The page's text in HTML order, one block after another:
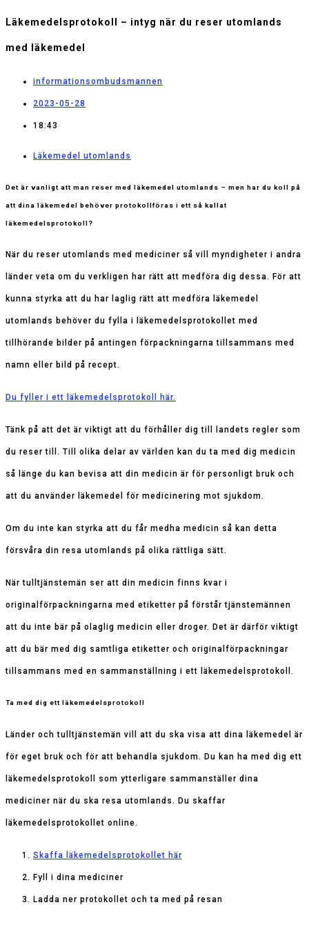
Läkemedelsprotokoll – intyg när du reser utomlands
med läkemedel
informationsombudsmannen
2023-05-28
18:43
Läkemedel utomlands
Det är vanligt att man reser med läkemedel utomlands – men har du koll på
att dina läkemedel behöver protokollföras i ett så kallat
läkemedelsprotokoll?
När du reser utomlands med mediciner så vill myndigheter i andra
länder veta om du verkligen har rätt att medföra dig dessa. För att
kunna styrka att du har laglig rätt att medföra läkemedel
utomlands behöver du fylla i läkemedelsprotokollet med
tillhörande bilder på antingen förpackningarna tillsammans med
namn eller bild på recept.
Du fyller i ett läkemedelsprotokoll här.
Tänk på att det är viktigt att du förhåller dig till landets regler som
du reser till. Till olika delar av världen kan du ta med dig medicin
så länge du kan bevisa att din medicin är för personligt bruk och
att du använder läkemedel för medicinering mot sjukdom.
Om du inte kan styrka att du får medha medicin så kan detta
försvåra din resa utomlands på olika rättliga sätt.
När tulltjänstemän ser att din medicin finns kvar i
originalförpackningarna med etiketter på förstår tjänstemännen
att du inte bär på olaglig medicin eller droger. Det är därför viktigt
att du bär med dig samtliga etiketter och originalförpackningar
tillsammans med en sammanställning i ett läkemedelsprotokoll.
Ta med dig ett läkemedelsprotokoll
Länder och tulltjänstemän vill att du ska visa att dina läkemedel är
för eget bruk och för att behandla sjukdom. Du kan ha med dig ett
läkemedelsprotokoll som ytterligare sammanställer dina
mediciner när du ska resa utomlands. Du skaffar
läkemedelsprotokollet online.
Skaffa läkemedelsprotokollet här
Fyll i dina mediciner
Ladda ner protokollet och ta med på resan